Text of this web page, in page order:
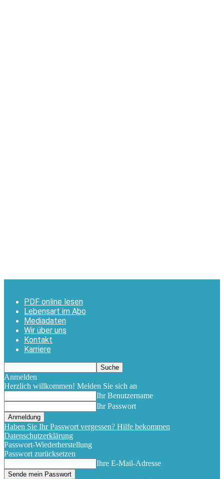
PDF online lesen
Lebensart im Abo
Mediadaten
Wir über uns
Kontakt
Karriere
Anmelden
Herzlich willkommen! Melden Sie sich an
Ihr Benutzername
Ihr Passwort
Haben Sie Ihr Passwort vergessen? Hilfe bekommen
Datenschutzerklärung
Passwort-Wiederherstellung
Passwort zurücksetzen
Ihre E-Mail-Adresse